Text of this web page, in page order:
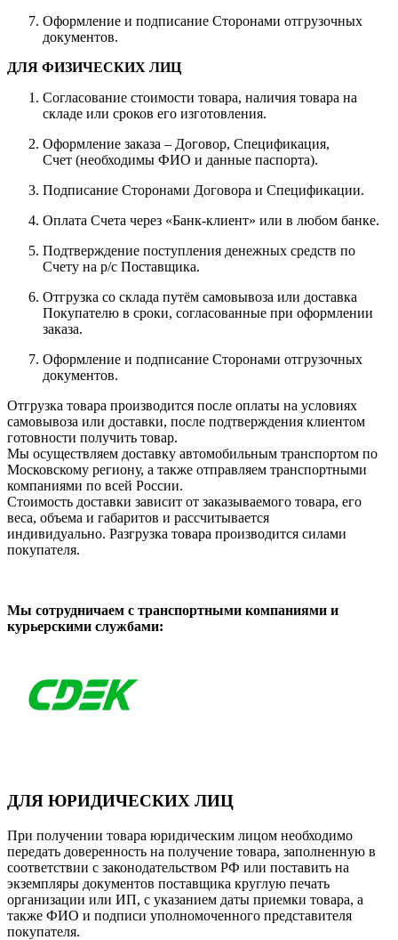
Оформление и подписание Сторонами отгрузочных
документов.
ДЛЯ ФИЗИЧЕСКИХ ЛИЦ
Согласование стоимости товара, наличия товара на
складе или сроков его изготовления.
Оформление заказа – Договор, Спецификация,
Счет (необходимы ФИО и данные паспорта).
Подписание Сторонами Договора и Спецификации.
Оплата Счета через «Банк-клиент» или в любом банке.
Подтверждение поступления денежных средств по
Счету на р/с Поставщика.
Отгрузка со склада путём самовывоза или доставка
Покупателю в сроки, согласованные при оформлении
заказа.
Оформление и подписание Сторонами отгрузочных
документов.
Отгрузка товара производится после оплаты на условиях
самовывоза или доставки, после подтверждения клиентом
готовности получить товар.
Мы осуществляем доставку автомобильным транспортом по
Московскому региону, а также отправляем транспортными
компаниями по всей России.
Стоимость доставки зависит от заказываемого товара, его
веса, объема и габаритов и рассчитывается
индивидуально. Разгрузка товара производится силами
покупателя.
Мы сотрудничаем с транспортными компаниями и
курьерскими службами:
ДЛЯ ЮРИДИЧЕСКИХ ЛИЦ
При получении товара юридическим лицом необходимо
передать доверенность на получение товара, заполненную в
соответствии с законодательством РФ или поставить на
экземпляры документов поставщика круглую печать
организации или ИП, с указанием даты приемки товара, а
также ФИО и подписи уполномоченного представителя
покупателя.